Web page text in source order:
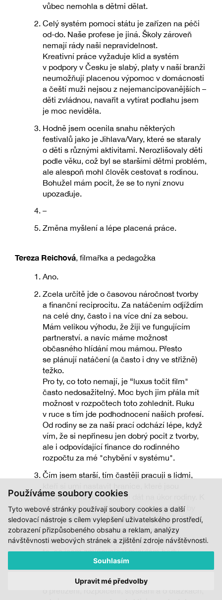
Používáme soubory cookies
Tyto webové stránky používají soubory cookies a další
sledovací nástroje s cílem vylepšení uživatelského prostředí,
zobrazení přizpůsobeného obsahu a reklam, analýzy
návštěvnosti webových stránek a zjištění zdroje návštěvnosti.
Souhlasím
Upravit mé předvolby
vůbec nemohla s dětmi dělat.
Celý systém pomoci státu je zařízen na péči
od-do. Naše profese je jiná. Školy zároveň
nemají rády naši nepravidelnost.
Kreativní práce vyžaduje klid a systém
v podpory v Česku je slabý, platy v naší branži
neumožňují placenou výpomoc v domácnosti
a čeští muži nejsou z nejemancipovanějších –
děti zvládnou, navařit a vytírat podlahu jsem
je moc neviděla.
Hodně jsem ocenila snahu některých
festivalů jako je Jihlava/Vary, které se staraly
o děti s různými aktivitami. Nerozlišovaly děti
podle věku, což byl se staršími dětmi problém,
ale alespoň mohl člověk cestovat s rodinou.
Bohužel mám pocit, že se to nyní znovu
upozaďuje.
–
Změna myšlení a lépe placená práce.
Tereza Reichová, filmařka a pedagožka
Ano.
Zcela určitě jde o časovou náročnost tvorby
a finanční reciprocitu. Za natáčením odjíždím
na celé dny, často i na více dní za sebou.
Mám velikou výhodu, že žiji ve fungujícím
partnerství. a navíc máme možnost
občasného hlídání mou mámou. Přesto
se plánují natáčení (a často i dny ve střižně)
težko.
Pro ty, co toto nemají, je “luxus točit film"
často nedosažitelný. Moc bych jim přála mít
možnost v rozpočtech toto zohlednit. Ruku
v ruce s tím jde podhodnocení našich profesí.
Od rodiny se za naší prací odchází lépe, když
vím, že si nepřinesu jen dobrý pocit z tvorby,
ale i odpovídající finance do rodinného
rozpočtu za mé "chybění v systému".
Čím jsem starší, tím častěji pracuji s lidmi,
společnému dílu ochotni dát na úkor rodiny. K
mému překvapení to ale neznamená, že by
se pracovalo méně či méně efektivně. Tedy
spíš než, že by šlo o samotný natáčecí
proces, šlo o jeho přípravu, aby bylo naplněno
to, co jsem zmiňovala v minulém bodu
bez ohledu na zázemí lidí ve štábu.
Vůbec se mi nechce vypisovat historky